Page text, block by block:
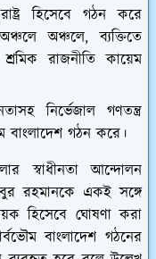
হিসেবে গঠন করে
অঞ্চলে, ব্যক্তিতে
রাজনীতি কায়েম
নির্ভেজাল গণতন্ত্র
বাংলাদেশ গঠন করে।
স্বাধীনতা আন্দোলন
রহমানকে একই সঙ্গে
হিসেবে ঘোষণা করা
বাংলাদেশ গঠনের